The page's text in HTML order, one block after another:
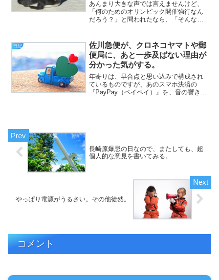
あんまり大きな声では言えませんけど、
「何のためのオリンピック開催強行なん
だろう？」と問われたなら、「そんなも
ジカワです。今通っている就労継続支援
施設は、今年の4月に開所...
日記
佐川急便が、クロネコヤマトや郵
便局に、あと一歩及ばない理由が
分かった気がする。
年寄りは、早合点と思い込みで構成され
ているものですが、あのスマホ決済の
『PayPay（ペイペイ）』を、音の響きだ
長崎原爆忌の日なので、またしても、超
個人的な意見を書いてみる。
やっぱり電源がうるさい。その他徒然。
コメント